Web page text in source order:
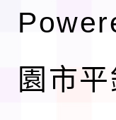
園市